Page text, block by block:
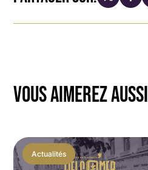
VOUS AIMEREZ AUSSI
Actualités